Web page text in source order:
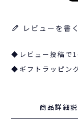
レビューを書く
◆レビュー投稿で
◆ギフトラッピン
商品詳細